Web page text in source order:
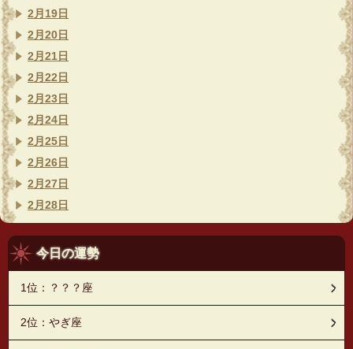
2月19日
2月20日
2月21日
2月22日
2月23日
2月24日
2月25日
2月26日
2月27日
2月28日
今日の運勢
1位：？？？座
2位：やぎ座